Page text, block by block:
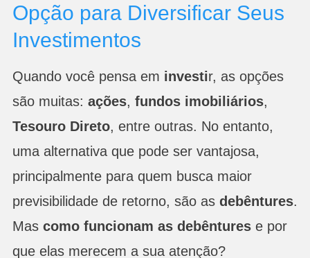
Opção para Diversificar Seus
Investimentos
Quando você pensa em investir, as opções
são muitas: ações, fundos imobiliários,
Tesouro Direto, entre outras. No entanto,
uma alternativa que pode ser vantajosa,
principalmente para quem busca maior
previsibilidade de retorno, são as debêntures.
Mas como funcionam as debênturese por
que elas merecem a sua atenção?